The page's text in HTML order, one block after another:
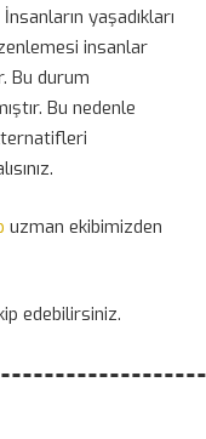
yaşadıkları
insanlar
Bu durum
Bu nedenle
uzman ekibimizden
edebilirsiniz.